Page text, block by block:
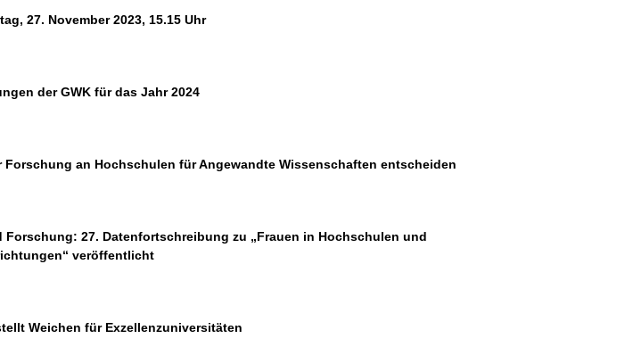
27. November 2023, 15.15 Uhr
der GWK für das Jahr 2024
Forschung an Hochschulen für Angewandte Wissenschaften entscheiden
27. Datenfortschreibung zu „Frauen in Hochschulen und
veröffentlicht
Weichen für Exzellenzuniversitäten